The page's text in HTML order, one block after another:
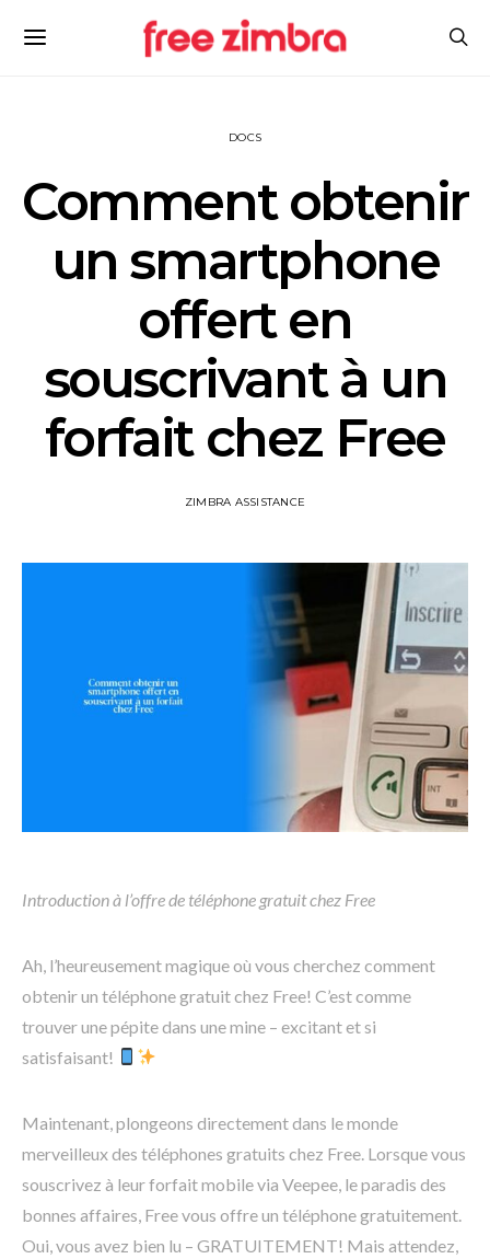
DOCS
Comment obtenir
un smartphone
offert en
souscrivant à un
forfait chez Free
ZIMBRA ASSISTANCE
Introduction à l’offre de téléphone gratuit chez Free
Ah, l’heureusement magique où vous cherchez comment
obtenir un téléphone gratuit chez Free! C’est comme
trouver une pépite dans une mine – excitant et si
satisfaisant!
Maintenant, plongeons directement dans le monde
merveilleux des téléphones gratuits chez Free. Lorsque vous
souscrivez à leur forfait mobile via Veepee, le paradis des
bonnes affaires, Free vous offre un téléphone gratuitement.
Oui, vous avez bien lu – GRATUITEMENT! Mais attendez,